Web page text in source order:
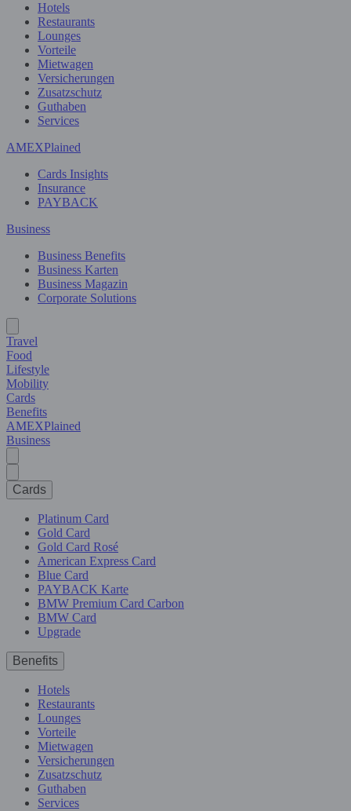
Hotels
Restaurants
Lounges
Vorteile
Mietwagen
Versicherungen
Zusatzschutz
Guthaben
Services
AMEXPlained
Cards Insights
Insurance
PAYBACK
Business
Business Benefits
Business Karten
Business Magazin
Corporate Solutions
Travel
Food
Lifestyle
Mobility
Cards
Benefits
AMEXPlained
Business
Cards
Platinum Card
Gold Card
Gold Card Rosé
American Express Card
Blue Card
PAYBACK Karte
BMW Premium Card Carbon
BMW Card
Upgrade
Benefits
Hotels
Restaurants
Lounges
Vorteile
Mietwagen
Versicherungen
Zusatzschutz
Guthaben
Services